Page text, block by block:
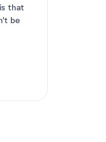
that
be